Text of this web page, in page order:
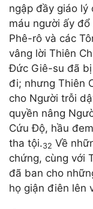
ngập đầy giáo lý
máu người ấy
Phê-rô và các
vâng lời Thiên
Đức Giê-su đã
đi; nhưng Thiên
cho Người trỗi
quyền nâng
Cứu Độ, hầu
tha tội.32 Về
chứng, cùng với
đã ban cho
họ giận điên lên